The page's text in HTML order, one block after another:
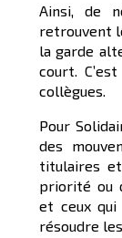
Ainsi, de
retrouvent
la garde
court.
collègues.
Pour
des
titulaires et
priorité ou
et ceux qui
résoudre